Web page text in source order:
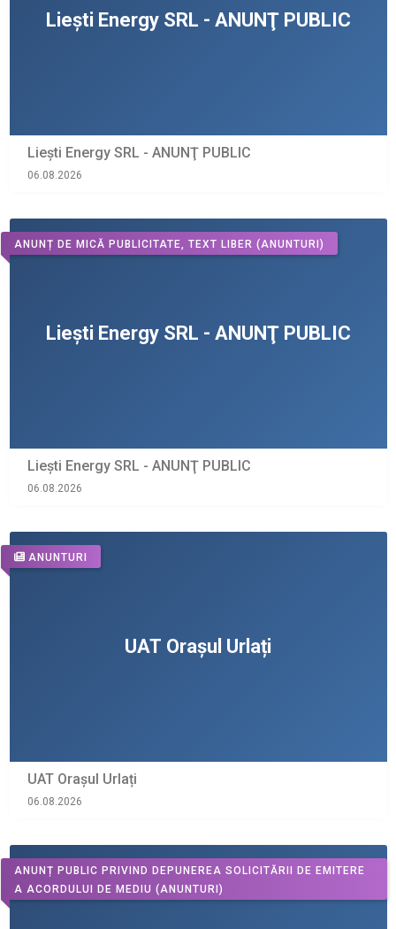
Liești Energy SRL - ANUNŢ PUBLIC
06.08.2026
ANUNȚ DE MICĂ PUBLICITATE, TEXT LIBER (ANUNTURI)
Liești Energy SRL - ANUNŢ PUBLIC
06.08.2026
ANUNTURI
UAT Orașul Urlați
06.08.2026
ANUNȚ PUBLIC PRIVIND DEPUNEREA SOLICITĂRII DE EMITERE
A ACORDULUI DE MEDIU (ANUNTURI)